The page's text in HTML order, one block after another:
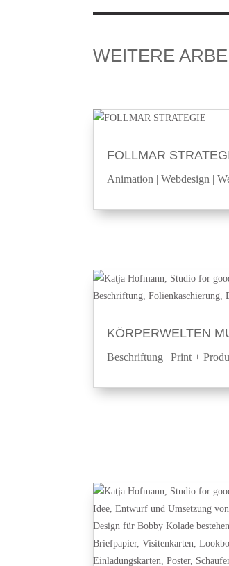
WEITERE
FOLLMAR
Animation |Webdesign |
KÖRPERWELTEN
Beschriftung |Print +